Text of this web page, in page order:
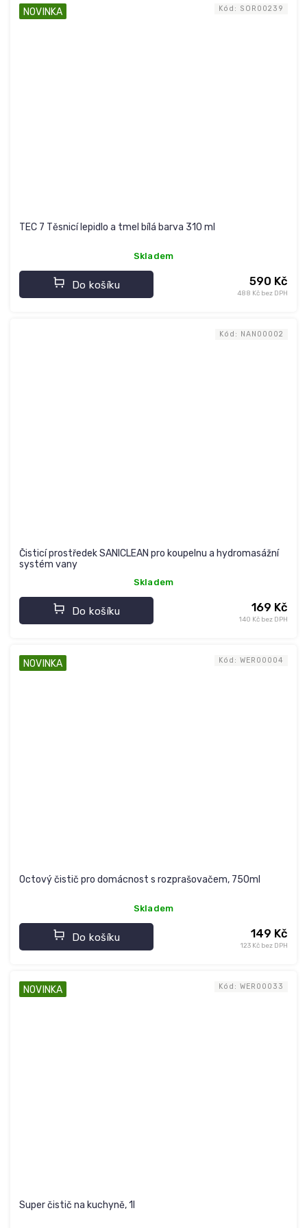
NOVINKA
TEC 7 Těsnicí lepidlo a tmel bílá barva 310 ml
Skladem
488 Kč bez DPH
590 Kč
Do košíku
Kód: SOR00239
Čisticí prostředek SANICLEAN pro koupelnu a hydromasážní
systém vany
Skladem
140 Kč bez DPH
169 Kč
Do košíku
Kód: NAN00002
NOVINKA
Octový čistič pro domácnost s rozprašovačem, 750ml
Skladem
123 Kč bez DPH
149 Kč
Do košíku
Kód: WER00004
NOVINKA
Super čistič na kuchyně, 1l
Kód: WER00033